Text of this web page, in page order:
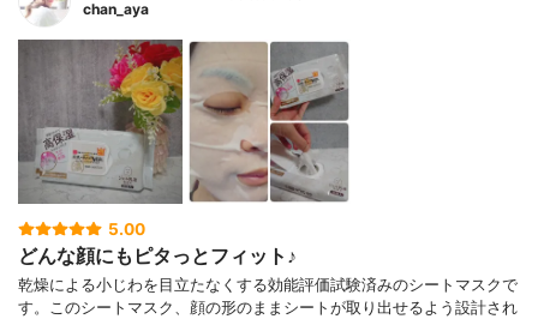
chan_aya
5.00
どんな顔にもピタっとフィット♪
乾燥による小じわを目立たなくする効能評価試験済みのシートマスクで
す。このシートマスク、顔の形のままシートが取り出せるよう設計され